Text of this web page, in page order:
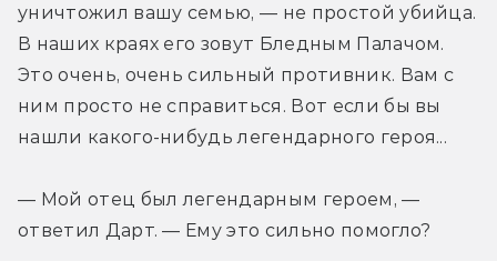
уничтожил вашу семью, — не простой убийца.
В наших краях его зовут Бледным Палачом.
Это очень, очень сильный противник. Вам с
ним просто не справиться. Вот если бы вы
нашли какого-нибудь легендарного героя...
— Мой отец был легендарным героем, —
ответил Дарт. — Ему это сильно помогло?